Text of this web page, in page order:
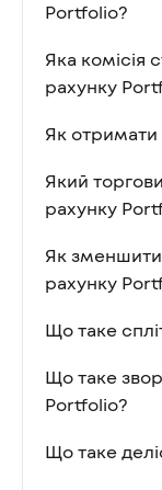
Portfolio?
Яка комісія
рахунку
Як отримати
Який
рахунку
Як зменшити
рахунку
Що таке
Що таке
Portfolio?
Що таке